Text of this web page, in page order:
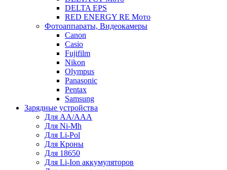
DELTA EPS
RED ENERGY RE Мото
Фотоаппараты, Видеокамеры
Canon
Casio
Fujifilm
Nikon
Olympus
Panasonic
Pentax
Samsung
Зарядные устройства
Для AA/AAA
Для Ni-Mh
Для Li-Pol
Для Кроны
Для 18650
Для Li-Ion аккумуляторов